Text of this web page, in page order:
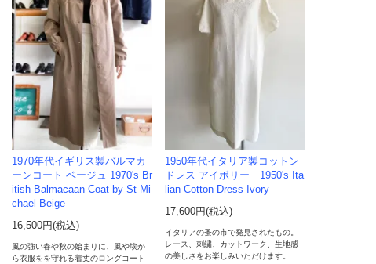
1970年代イギリス製バルマカ
ーンコート ベージュ 1970's Br
itish Balmacaan Coat by St Mi
chael Beige
16,500円(税込)
風の強い春や秋の始まりに、風や埃か
ら衣服をを守れる着丈のロングコート
1950年代イタリア製コットン
ドレス アイボリー 1950's Ita
lian Cotton Dress Ivory
17,600円(税込)
イタリアの蚤の市で発見されたもの。
レース、刺繍、カットワーク、生地感
の美しさをお楽しみいただけます。